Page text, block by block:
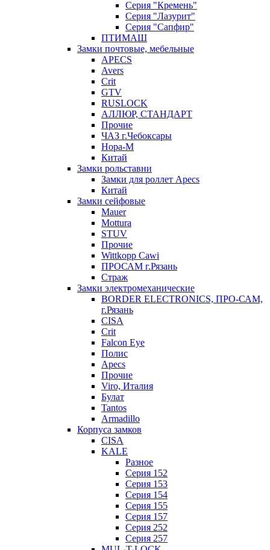
Серия "Кремень"
Серия "Лазурит"
Серия "Сапфир"
ПТИМАШ
Замки почтовые, мебельные
APECS
Avers
Crit
GTV
RUSLOCK
АЛЛЮР, СТАНДАРТ
Прочие
ЧАЗ г.Чебоксары
Нора-М
Китай
Замки рольставни
Замки для роллет Apecs
Китай
Замки сейфовые
Mauer
Mottura
STUV
Прочие
Wittkopp Cawi
ПРОСАМ г.Рязань
Страж
Замки электромеханические
BORDER ELECTRONICS, ПРО-САМ,
г.Рязань
CISA
Crit
Falcon Eye
Полис
Apecs
Прочие
Viro, Италия
Булат
Tantos
Armadillo
Корпуса замков
CISA
KALE
Разное
Серия 152
Серия 153
Серия 154
Серия 155
Серия 157
Серия 252
Серия 257